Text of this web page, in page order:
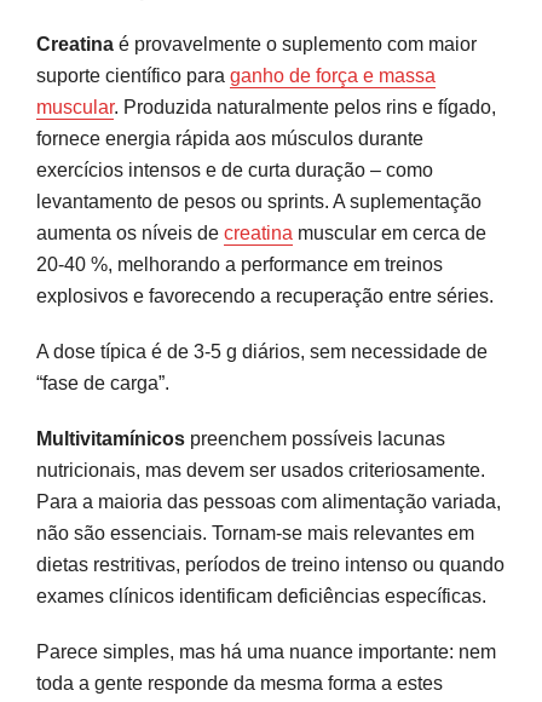
Creatina é provavelmente o suplemento com maior
suporte científico para ganho de força e massa
muscular. Produzida naturalmente pelos rins e fígado,
fornece energia rápida aos músculos durante
exercícios intensos e de curta duração – como
levantamento de pesos ou sprints. A suplementação
aumenta os níveis de creatina muscular em cerca de
20-40 %, melhorando a performance em treinos
explosivos e favorecendo a recuperação entre séries.
A dose típica é de 3-5 g diários, sem necessidade de
“fase de carga”.
Multivitamínicos preenchem possíveis lacunas
nutricionais, mas devem ser usados criteriosamente.
Para a maioria das pessoas com alimentação variada,
não são essenciais. Tornam-se mais relevantes em
dietas restritivas, períodos de treino intenso ou quando
exames clínicos identificam deficiências específicas.
Parece simples, mas há uma nuance importante: nem
toda a gente responde da mesma forma a estes